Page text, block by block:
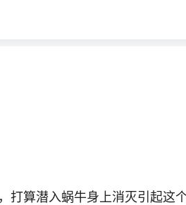
算潜入蜗牛身上消灭引起这